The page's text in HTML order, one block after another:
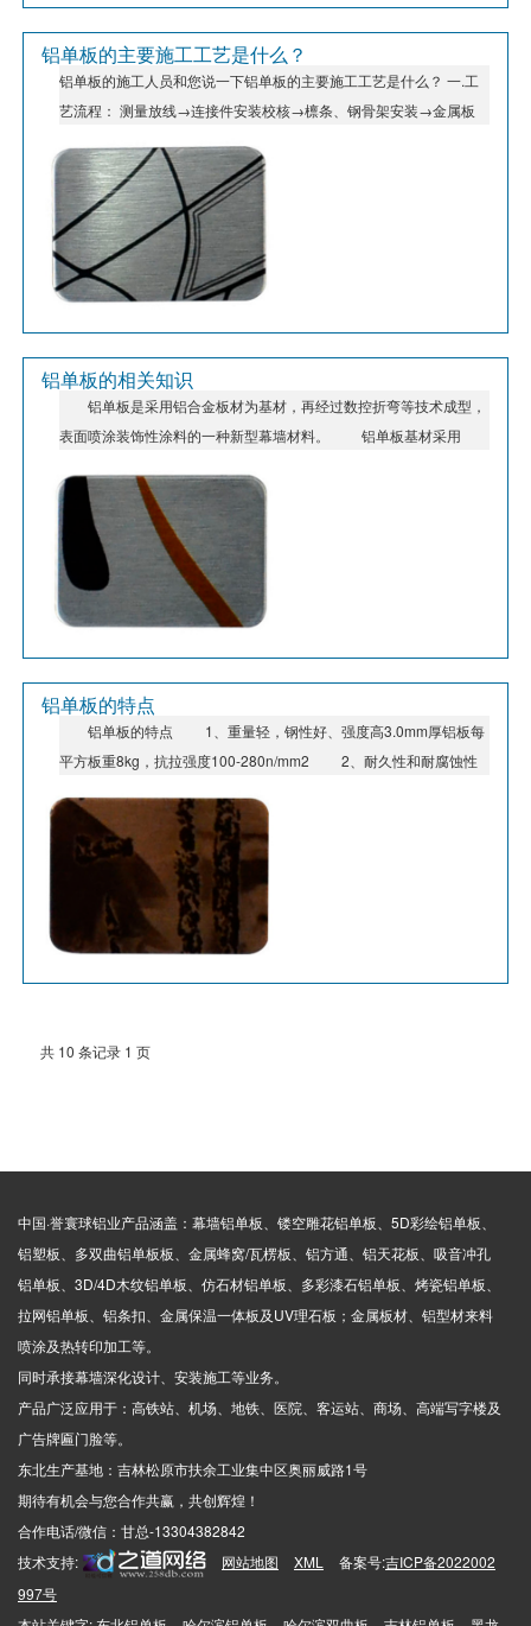
铝单板的主要施工工艺是什么？
铝单板的施工人员和您说一下铝单板的主要施工工艺是什么？ 一.工
艺流程： 测量放线→连接件安装校核→檩条、钢骨架安装→金属板
铝单板的相关知识
铝单板是采用铝合金板材为基材，再经过数控折弯等技术成型，
表面喷涂装饰性涂料的一种新型幕墙材料。 铝单板基材采用
板。 铝单板其构造主要由面板、加强筋和角码等部件组成。成
型工件尺寸可达8000mm×1800mm(l×w) 涂料采用美国ppg、美
国威士伯valspar、荷兰阿克苏诺贝尔akzonobel、韩国kcc等知名品
牌涂料，涂层分为二涂一烤、三涂二烤，其涂层性能达到aama(美国
建筑制造业协会)和asca(美国建筑喷涂协会)的aama2605-98标准。
铝单板的特点
铝单板的特点 1、重量轻，钢性好、强度高3.0mm厚铝板每
平方板重8kg，抗拉强度100-280n/mm2 2、耐久性和耐腐蚀性
色。 3、工艺性好。采用先加工后喷漆工艺，铝板可加工成平
面、弧型和球面等各种复杂几何形状。 4、涂层均匀、色彩多
样。先进静电喷涂技术使得油漆与铝板间附着均匀一致，颜色多样，
选择空间大。 5、不易玷污，便于清洁保养。氟涂料膜的非粘着
性，使表面很难附着污染物，更具有良好向洁性。 6、安装施工
共 10 条记录 1 页
中国·誉寰球铝业产品涵盖：幕墙铝单板、镂空雕花铝单板、5D彩绘铝单板、
铝塑板、多双曲铝单板板、金属蜂窝/瓦楞板、铝方通、铝天花板、吸音冲孔
铝单板、3D/4D木纹铝单板、仿石材铝单板、多彩漆石铝单板、烤瓷铝单板、
拉网铝单板、铝条扣、金属保温一体板及UV理石板；金属板材、铝型材来料
喷涂及热转印加工等。
同时承接幕墙深化设计、安装施工等业务。
产品广泛应用于：高铁站、机场、地铁、医院、客运站、商场、高端写字楼及
广告牌匾门脸等。
东北生产基地：吉林松原市扶余工业集中区奥丽威路1号
期待有机会与您合作共赢，共创辉煌！
合作电话/微信：甘总-13304382842
技术支持:
网站地图 XML 备案号:吉ICP备2022002
997号